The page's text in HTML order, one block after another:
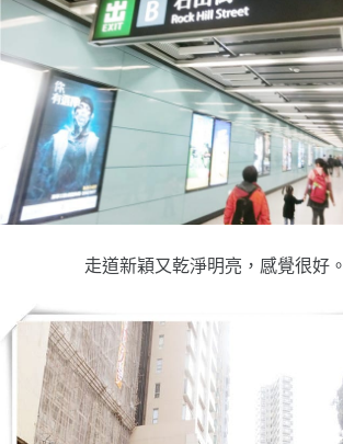
走道新穎又乾淨明亮，感覺很好。